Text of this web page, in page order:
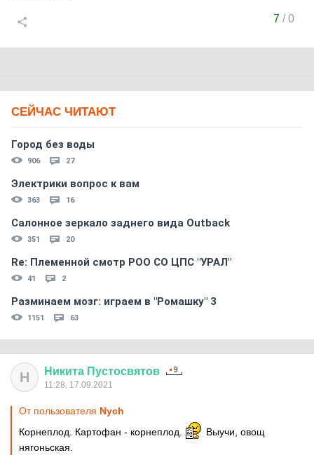
7/0
СЕЙЧАС ЧИТАЮТ
Город без воды
906 27
Электрики вопрос к вам
363 16
Салонное зеркало заднего вида Outback
351 20
Re: Племеннoй смoтр РOO CO ЦПС "УРАЛ"
41 2
Разминаем мозг: играем в "Ромашку" 3
1151 63
Н Никита Пустосвятов
11:28, 17.09.2021
От пользователя Nych
Корнеплод. Картофан - корнеплод.
Выучи, овощ
нягоньская.